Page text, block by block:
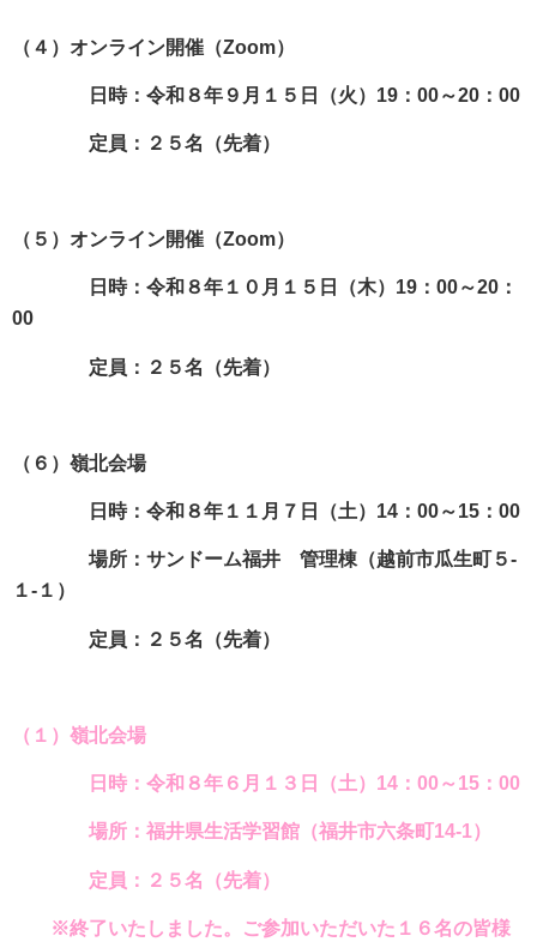
（４）オンライン開催（Zoom）
日時：令和８年９月１５日（火）19：00～20：00
定員：２５名（先着）
（５）オンライン開催（Zoom）
日時：令和８年１０月１５日（木）19：00～20：
00
定員：２５名（先着）
（６）嶺北会場
日時：令和８年１１月７日（土）14：00～15：00
場所：サンドーム福井 管理棟（越前市瓜生町５-
１-１）
定員：２５名（先着）
（１）嶺北会場
日時：令和８年６月１３日（土）14：00～15：00
場所：福井県生活学習館（福井市六条町14-1）
定員：２５名（先着）
※終了いたしました。ご参加いただいた１６名の皆様